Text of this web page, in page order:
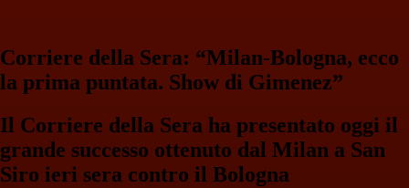
Corriere della Sera: “Milan-Bologna, ecco
la prima puntata. Show di Gimenez”
Il Corriere della Sera ha presentato oggi il
grande successo ottenuto dal Milan a San
Siro ieri sera contro il Bologna